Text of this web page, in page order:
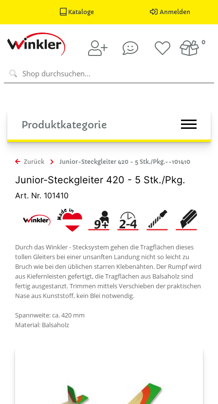
Kataloge Anmelden
0
Produktkategorie
Zurück Junior-Steckgleiter 420 - 5 Stk./Pkg.--101410
Junior-Steckgleiter 420 - 5 Stk./Pkg.
Art. Nr. 101410
Durch das Winkler - Stecksystem gehen die Tragflächen dieses
tollen Gleiters bei einer unsanften Landung nicht so leicht zu
Bruch wie bei den üblichen starren Klebenähten. Der Rumpf wird
aus Kiefernleisten gefertigt, die Tragflächen aus Balsaholz sind
fertig ausgestanzt. Trimmen mittels Verschieben der praktischen
Nase aus Kunststoff, kein Blei notwendig.
Spannweite: ca. 420 mm
Material: Balsaholz